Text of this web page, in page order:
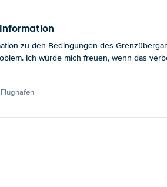
zu den Bedingungen des
Ich würde mich freuen, wenn das